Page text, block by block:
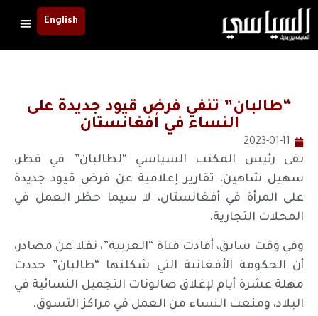
English
“طالبان” تنفي فرض قيود جديدة على
النساء في أفغانستان
2023-01-11
نفى رئيس المكتب السياسي “لطالبان” في قطر،
سهيل شاهين، تقارير إعلامية عن فرض قيود جديدة
على المرأة في أفغانستان، لا سيما حظر العمل في
المحلات التجارية.
وفي وقت سابق، أفادت قناة “العربية”، نقلا عن مصادر،
أن الحكومة الأفغانية التي شكلتها “طالبان” حددت
مهلة عشرة أيام لإغلاق صالونات التجميل النسائية في
البلاد، ومنعت النساء من العمل في مراكز التسوق.